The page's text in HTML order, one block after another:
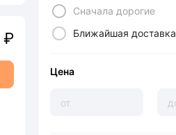
₽
Сначала дорогие
Ближайшая доставка
Цена